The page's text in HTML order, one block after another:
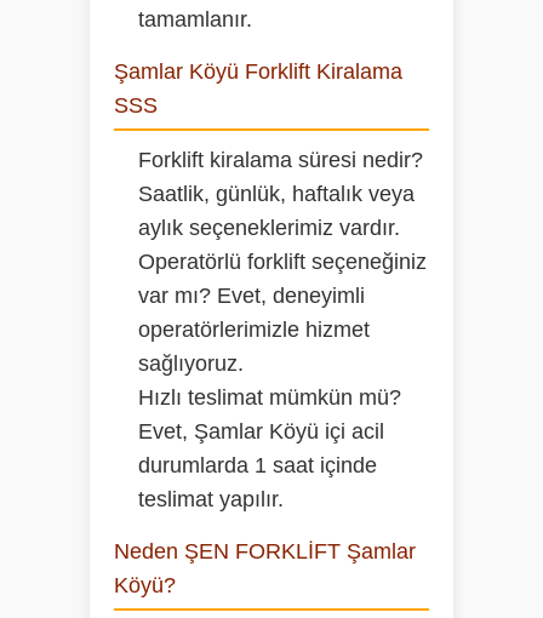
tamamlanır.
Şamlar Köyü Forklift Kiralama
SSS
Forklift kiralama süresi nedir?
Saatlik, günlük, haftalık veya
aylık seçeneklerimiz vardır.
Operatörlü forklift seçeneğiniz
var mı? Evet, deneyimli
operatörlerimizle hizmet
sağlıyoruz.
Hızlı teslimat mümkün mü?
Evet, Şamlar Köyü içi acil
durumlarda 1 saat içinde
teslimat yapılır.
Neden ŞEN FORKLİFT Şamlar
Köyü?